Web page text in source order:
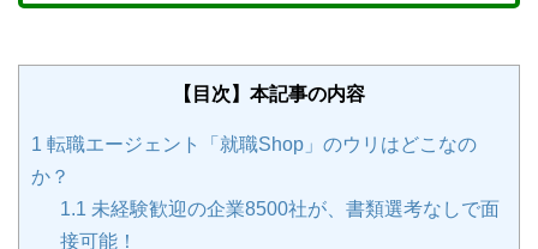
【目次】本記事の内容
1 転職エージェント「就職Shop」のウリはどこなの
か？
1.1 未経験歓迎の企業8500社が、書類選考なしで面
接可能！